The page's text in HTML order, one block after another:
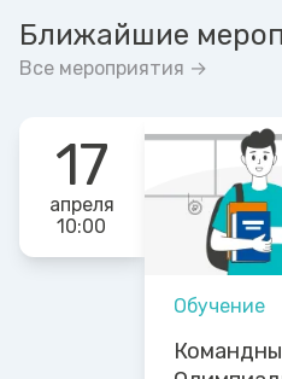
Ближайшие
Все мероприятия →
17
апреля
10:00
Обучение